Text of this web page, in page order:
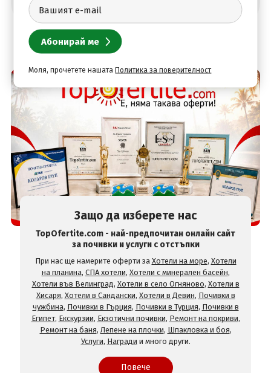
Защо да изберете нас
TopOfertite.com - най-предпочитан онлайн сайт
за почивки и услуги с отстъпки
При нас ще намерите оферти за Хотели на море, Хотели
на планина, СПА хотели, Хотели с минерален басейн,
Хотели във Велинград, Хотели в село Огняново, Хотели в
Хисаря, Хотели в Сандански, Хотели в Девин, Почивки в
чужбина, Почивки в Гърция, Почивки в Турция, Почивки в
Египет, Екскурзии, Екзотични почивки, Ремонт на покриви,
Ремонт на баня, Лепене на плочки, Шпакловка и боя,
Услуги, Награди и много други.
Повече
Моля, прочетете нашатаПолитика за поверителност